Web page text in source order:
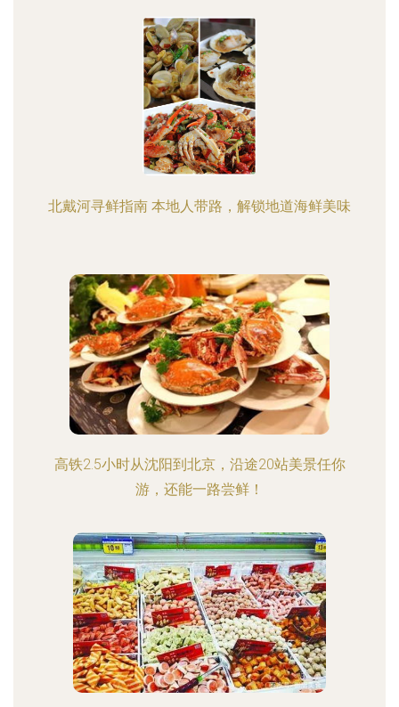
北戴河寻鲜指南 本地人带路，解锁地道海鲜美味
高铁2.5小时从沈阳到北京，沿途20站美景任你
游，还能一路尝鲜！